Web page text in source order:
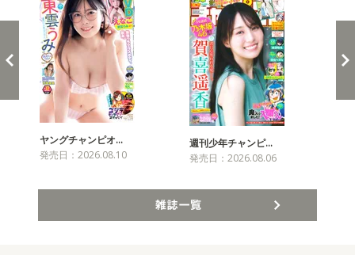
ヤングチャンピオ…
発売日：2026.08.10
週刊少年チャンピ…
発売日：2026.08.06